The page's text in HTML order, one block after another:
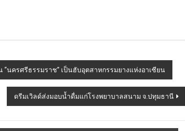
“นครศรีธรรมราช” เป็นฮับอุตสาหกรรมยางแห่งอาเซียน
ดรีมเวิลด์ส่งมอบน้ำดื่มแก่โรงพยาบาลสนาม จ.ปทุมธานี